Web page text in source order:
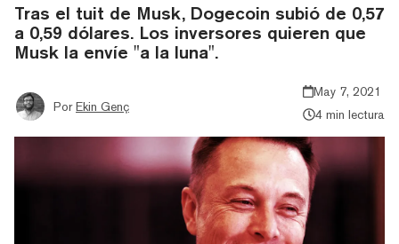
Tras el tuit de Musk, Dogecoin subió de 0,57
a 0,59 dólares. Los inversores quieren que
Musk la envíe "a la luna".
Por Ekin Genç
May 7, 2021
4 min lectura